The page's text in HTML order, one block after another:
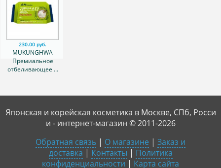
230.00 руб.
MUKUNGHWA
Премиальное
отбеливающее ...
Японская и корейская косметика в Москве, СПб, Росси
и - интернет-магазин © 2011-2026
Обратная связь | О магазине | Заказ и
доставка | Контакты | Политика
конфиденциальности | Карта сайта